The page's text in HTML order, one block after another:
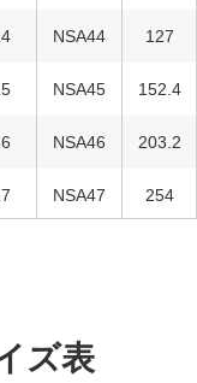
NSA44 127
NSA45 152.4
NSA46 203.2
NSA47 254
NSA50
ズ表